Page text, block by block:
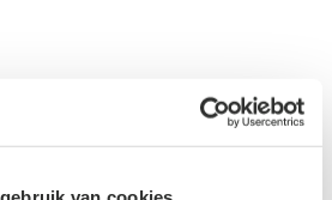
Hoge Raad terecht komt. De
dat rechters de mogelijkheid